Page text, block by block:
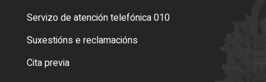
Servizo de atención telefónica 010
Suxestións e reclamacións
Cita previa